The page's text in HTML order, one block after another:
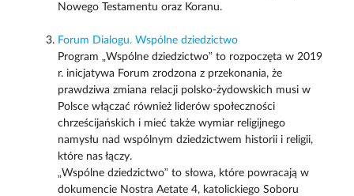
Nowego Testamentu oraz Koranu.
Forum Dialogu. Wspólne dziedzictwo
Program „Wspólne dziedzictwo” to rozpoczęta w 2019
r. inicjatywa Forum zrodzona z przekonania, że
prawdziwa zmiana relacji polsko-żydowskich musi w
Polsce włączać również liderów społeczności
chrześcijańskich i mieć także wymiar religijnego
namysłu nad wspólnym dziedzictwem historii i religii,
które nas łączy.
„Wspólne dziedzictwo” to słowa, które powracają w
dokumencie Nostra Aetate 4, katolickiego Soboru